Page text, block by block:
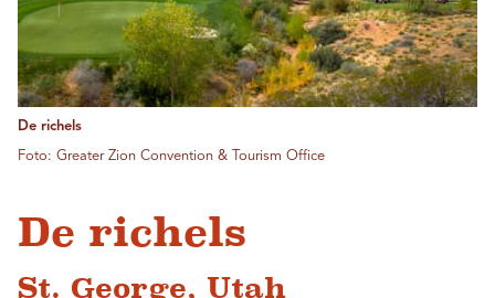
De richels
Foto: Greater Zion Convention & Tourism Office
De richels
St. George, Utah